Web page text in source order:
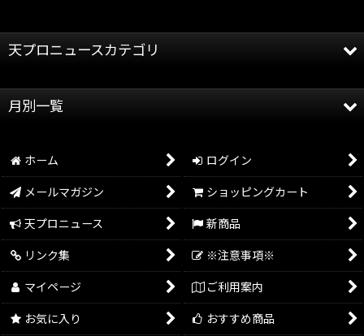
天プロニュースカテゴリ
天龍プロジェクト
月別一覧
2025年
2024年
2023年
2022年
2021年
ホーム ログイン
メールマガジン ショッピングカート
天プロニュース 新商品
リンク集 ※注意事項※
マイページ ご利用案内
お気に入り おすすめ商品